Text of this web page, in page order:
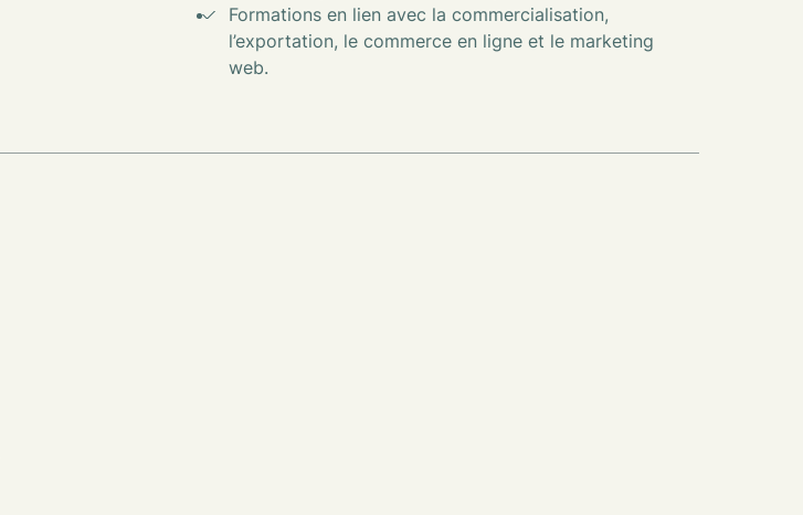
Formations en lien avec la commercialisation,
l’exportation, le commerce en ligne et le marketing
web.